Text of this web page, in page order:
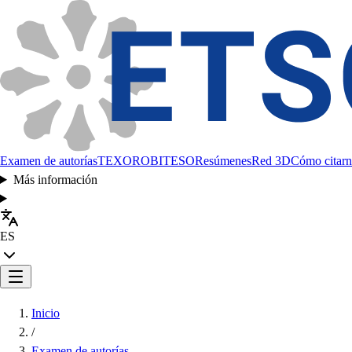
Examen de autoríasTEXOROBITESOResúmenesRed 3DCómo
Más información
ES
Inicio
/